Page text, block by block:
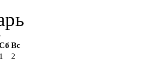
Вс
1
2